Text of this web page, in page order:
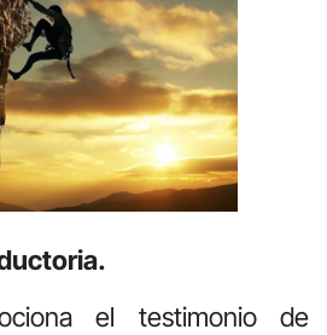
el testimonio de